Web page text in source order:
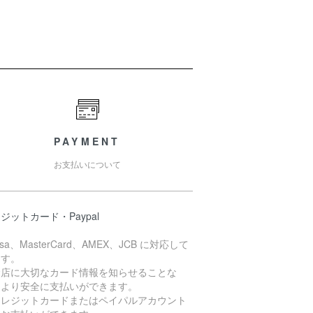
PAYMENT
お支払いについて
ットカード・Paypal
、MasterCard、AMEX、JCB に対応して
。
店に大切なカード情報を知らせることな
り安全に支払いができます。
レジットカードまたはペイパルアカウント